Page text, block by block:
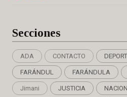
Secciones
ADA CONTACTO
FARÁNDUL FARÁNDULA
Jimani JUSTICIA